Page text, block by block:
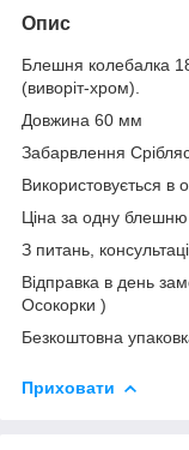
Опис
Блешня колебалка
(виворіт-хром).
Довжина 60 мм
Забарвлення
Використовується в
Ціна за одну блешню
З питань,
Відправка в день
Осокорки )
Безкоштовна
Приховати